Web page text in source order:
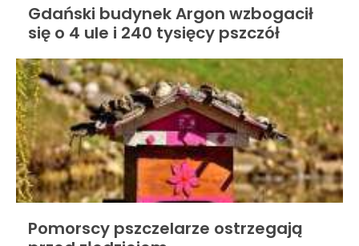
Gdański budynek Argon wzbogacił
się o 4 ule i 240 tysięcy pszczół
Pomorscy pszczelarze ostrzegają